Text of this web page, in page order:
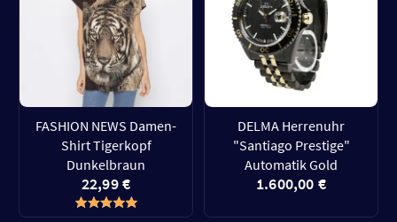
FASHION NEWS Damen-
Shirt Tigerkopf
Dunkelbraun
22,99 €
DELMA Herrenuhr
"Santiago Prestige"
Automatik Gold
1.600,00 €